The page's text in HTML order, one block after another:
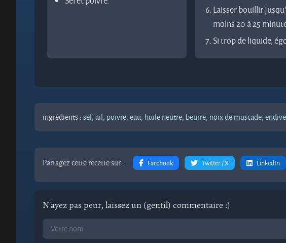
Laisser bouillir
moins 20 à 25
Si trop de liquide,
ingrédients :sel,ail, poivre,eau, huile neutre, beurre, noix de muscade,
Partagez cette recette sur : Facebook Twitter / X LinkedIn
N'ayez pas peur, laissez un (gentil) commentaire :)